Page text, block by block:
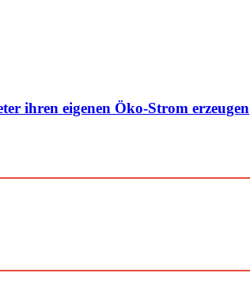
ihren eigenen Öko-Strom erzeugen